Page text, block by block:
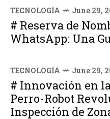
TECNOLOGÍA June 29,
# Reserva de
WhatsApp: Una
TECNOLOGÍA June 29,
# Innovación en
Perro-Robot
Inspección de